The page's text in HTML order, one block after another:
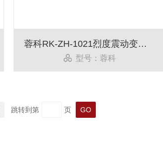
蓉科RK-ZH-1021烈度震动变送器
型号：蓉科
跳转到第 页